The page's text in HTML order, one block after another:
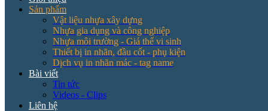
Sản phẩm
Vật liệu nhựa xây dựng
Nhựa gia dụng và công nghiệp
Nhựa môi trường - Giá thể vi sinh
Thiết bị in nhãn, đầu cốt - phụ kiện
Dịch vụ in nhãn mác - tag name
Bài viết
Tin tức
Videos - Clips
Liên hệ